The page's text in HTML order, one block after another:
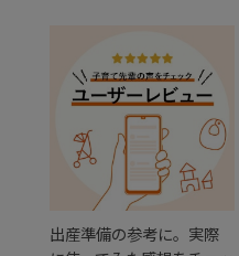
出産準備の参考に。実際